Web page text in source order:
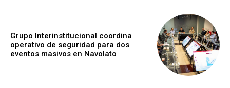
Grupo Interinstitucional coordina
operativo de seguridad para dos
eventos masivos en Navolato